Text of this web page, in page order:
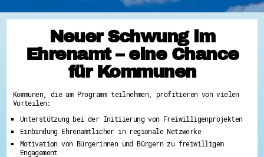
Neuer Schwung im
Ehrenamt – eine Chance
für Kommunen
Kommunen, die am Programm teilnehmen, profitieren von vielen
Vorteilen:
Unterstützung bei der Initiierung von Freiwilligenprojekten
Einbindung Ehrenamtlicher in regionale Netzwerke
Motivation von Bürgerinnen und Bürgern zu freiwilligem
Engagement